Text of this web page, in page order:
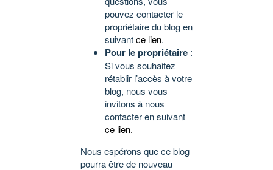
pouvez contacter le
propriétaire du blog en
suivantce lien.
Pour le propriétaire :
Si vous souhaitez
rétablir l’accès à votre
blog, nous vous
invitons à nous
contacter en suivant
ce lien.
Nous espérons que ce blog
pourra être de nouveau